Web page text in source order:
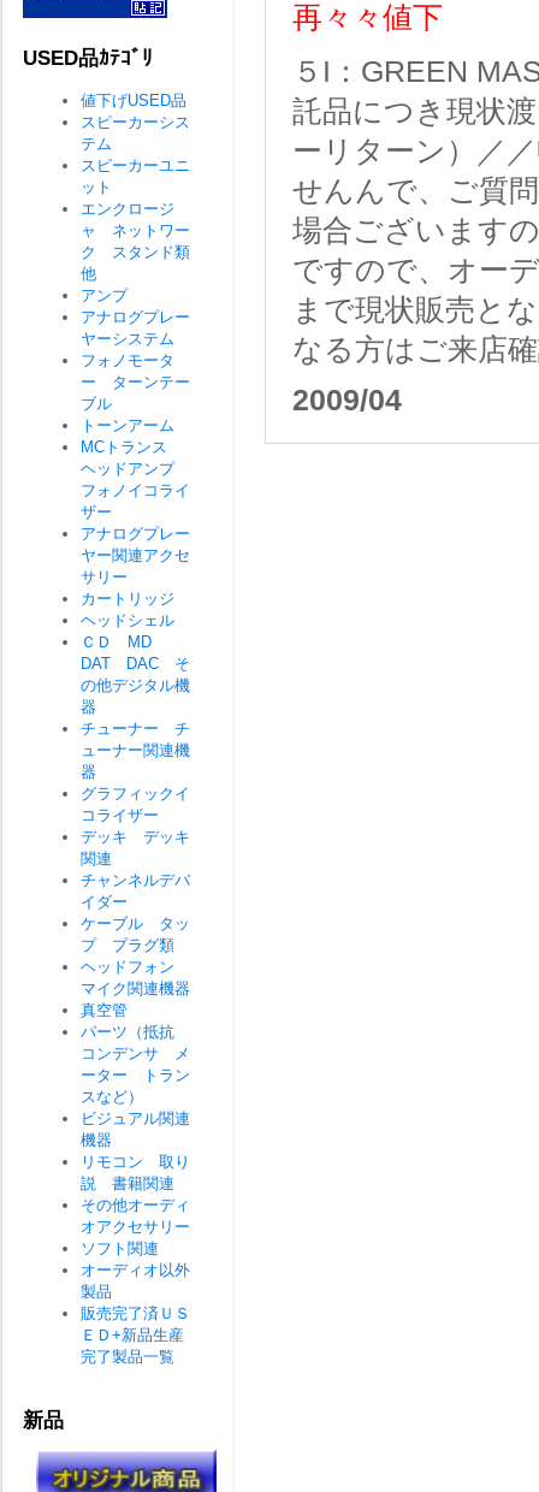
再々々値下
５I：GREEN
託品につき現状
ーリターン）／
せんんで、ご質
場合ございます
ですので、オー
まで現状販売と
なる方はご来店
2009/04
USED品ｶﾃｺﾞﾘ
値下げUSED品
スピーカーシス
テム
スピーカーユニ
ット
エンクロージ
ャ ネットワー
ク スタンド類
他
アンプ
アナログプレー
ヤーシステム
フォノモータ
ー ターンテー
ブル
トーンアーム
MCトランス
ヘッドアンプ
フォノイコライ
ザー
アナログプレー
ヤー関連アクセ
サリー
カートリッジ
ヘッドシェル
ＣＤ MD
DAT DAC そ
の他デジタル機
器
チューナー チ
ューナー関連機
器
グラフィックイ
コライザー
デッキ デッキ
関連
チャンネルデバ
イダー
ケーブル タッ
プ プラグ類
ヘッドフォン
マイク関連機器
真空管
パーツ（抵抗
コンデンサ メ
ーター トラン
スなど）
ビジュアル関連
機器
リモコン 取り
説 書籍関連
その他オーディ
オアクセサリー
ソフト関連
オーディオ以外
製品
販売完了済ＵＳ
ＥＤ+新品生産
完了製品一覧
新品